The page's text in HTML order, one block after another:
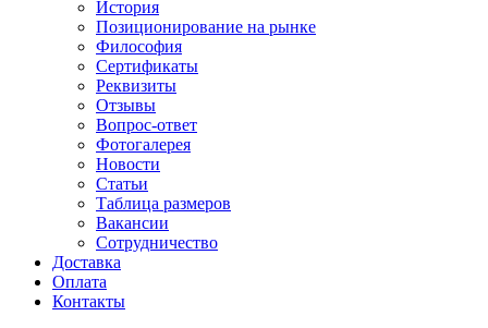
История
Позиционирование на рынке
Философия
Сертификаты
Реквизиты
Отзывы
Вопрос-ответ
Фотогалерея
Новости
Статьи
Таблица размеров
Вакансии
Сотрудничество
Доставка
Оплата
Контакты